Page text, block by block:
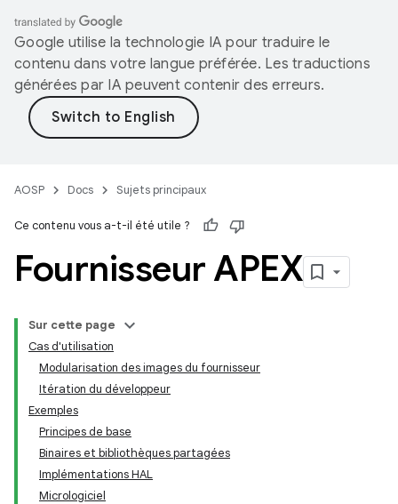
Google utilise la technologie IA pour traduire le
contenu dans votre langue préférée. Les traductions
générées par IA peuvent contenir des erreurs.
AOSP Docs Sujets principaux
Ce contenu vous a-t-il été utile ?
Fournisseur APEX
Sur cette page
Cas d'utilisation
Modularisation des images du fournisseur
Itération du développeur
Exemples
Principes de base
Binaires et bibliothèques partagées
Implémentations HAL
Micrologiciel